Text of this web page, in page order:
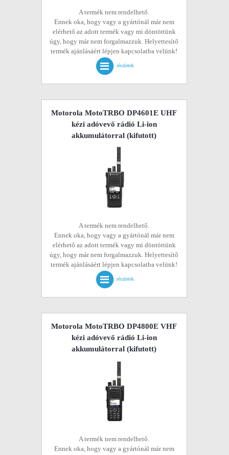
A termék nem rendelhető.
Ennek oka, hogy vagy a gyártónál már nem
elérhető az adott termék vagy mi döntöttünk
úgy, hogy már nem forgalmazzuk. Helyettesítő
termék ajánlásáért lépjen kapcsolatba velünk!
részletek
Motorola MotoTRBO DP4601E UHF
kézi adóvevő rádió Li-ion
akkumulátorral (kifutott)
A termék nem rendelhető.
Ennek oka, hogy vagy a gyártónál már nem
elérhető az adott termék vagy mi döntöttünk
úgy, hogy már nem forgalmazzuk. Helyettesítő
termék ajánlásáért lépjen kapcsolatba velünk!
részletek
Motorola MotoTRBO DP4800E VHF
kézi adóvevő rádió Li-ion
akkumulátorral (kifutott)
A termék nem rendelhető.
Ennek oka, hogy vagy a gyártónál már nem